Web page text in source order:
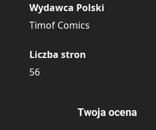
Wydawca Polski
Timof Comics
Liczba stron
56
Twoja ocena